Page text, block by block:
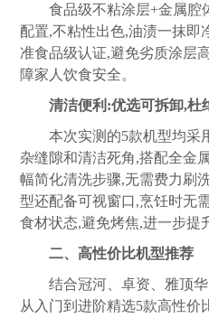
食品级不粘涂层+金属腔
配置,不粘性出色,油渍一抹即
准食品级认证,避免劣质涂层
障家人饮食安全。
清洁便利:优选可拆卸,杜
本次实测的5款机型均采
杂缝隙和清洁死角,搭配全金
幅简化清洗步骤,无需费力刷
型还配备可视窗口,烹饪时无
食材状态,避免烤焦,进一步提
二、高性价比机型推荐
结合冠河、卓资、雅顶
从入门到进阶精选5款高性价